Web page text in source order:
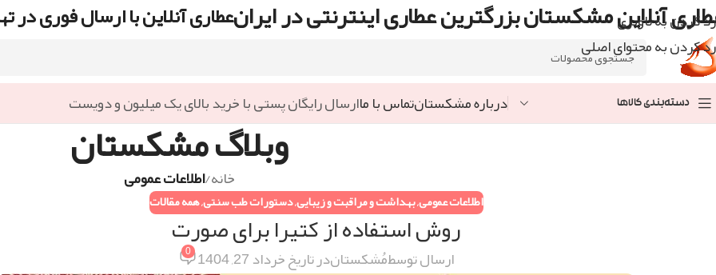
رد کردن به ناوبری
رد کردن به محتوای اصلی
آنلاین مشکستان بزرگترین عطاری اینترنتی در ایرانعطاری آنلاین با ارسال فوری در
دسته‌بندی کالاها درباره مشکستانتماس با ماارسال رایگان پستی با خرید بالای یک میلیون و دویست
وبلاگ مشکستان
خانه/اطلاعات عمومی
اطلاعات عمومی,بهداشت و مراقبت و زیبایی,دستورات طب سنتی,همه مقالات
روش استفاده از کتیرا برای صورت
ارسال توسطمُشکستاندر تاریخ خرداد 27, 1404 0